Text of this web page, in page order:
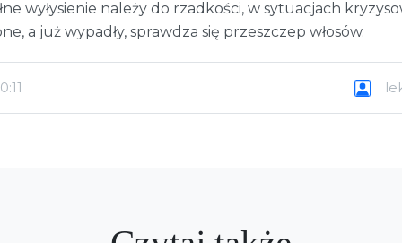
wyłysienie należy do rzadkości, w sytuacjach
a już wypadły, sprawdza się przeszczep włosów.